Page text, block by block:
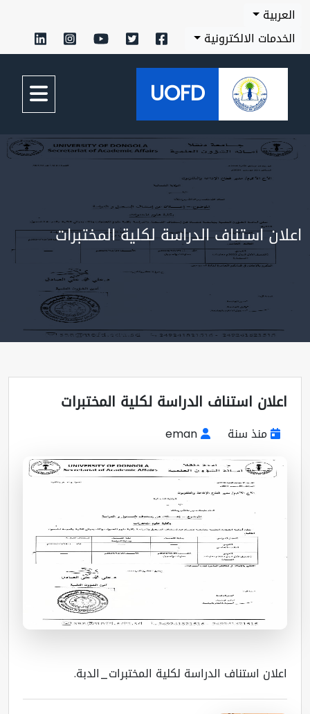
الالكترونية
UOFD
استناف الدراسة لكلية المختبرات
استناف الدراسة لكلية المختبرات
منذ سنة eman
استناف الدراسة لكلية المختبرات_الدبة.